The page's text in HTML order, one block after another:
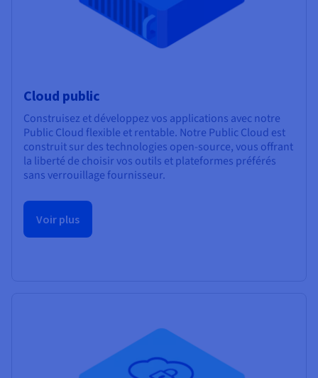
Cloud public
Construisez et développez vos applications avec notre
Public Cloud flexible et rentable. Notre Public Cloud est
construit sur des technologies open-source, vous offrant
la liberté de choisir vos outils et plateformes préférés
sans verrouillage fournisseur.
Voir plus